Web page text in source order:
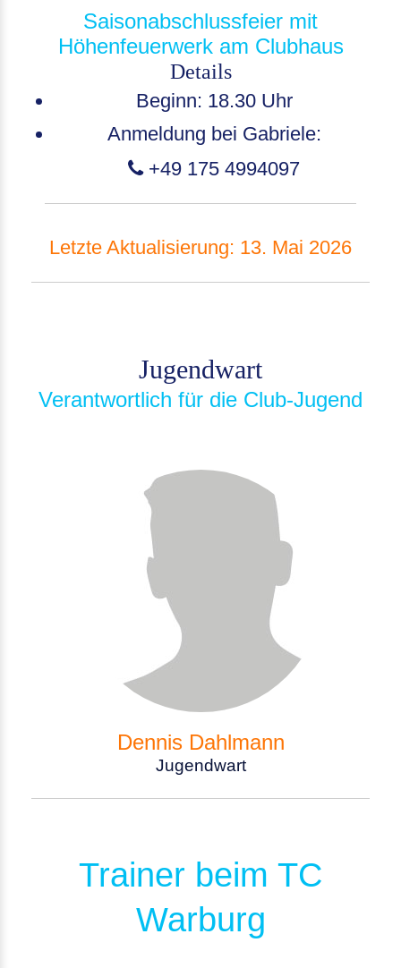
Saisonabschlussfeier mit
Höhenfeuerwerk am Clubhaus
Details
Beginn: 18.30 Uhr
Anmeldung bei Gabriele:
+49 175 4994097
Letzte Aktualisierung: 13. Mai 2026
Jugendwart
Verantwortlich für die Club-Jugend
Dennis Dahlmann
Jugendwart
Trainer beim TC
Warburg